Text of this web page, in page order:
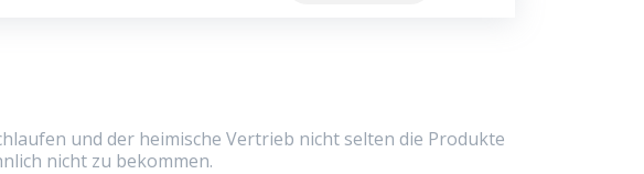
und der heimische Vertrieb nicht selten die Produkte
nicht zu bekommen.